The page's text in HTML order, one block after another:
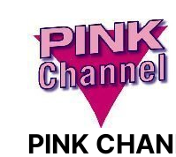
content
PINK